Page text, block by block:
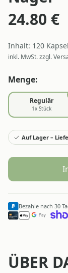
24.80 €
Inhalt: 120
inkl. MwSt. zzgl.
Menge:
Regulär
1x Stück
Auf Lager –
Bezahle nach 30
ÜBER